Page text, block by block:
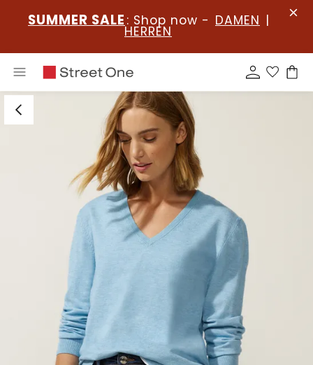
SUMMER SALE : Shop now - DAMEN |
HERREN